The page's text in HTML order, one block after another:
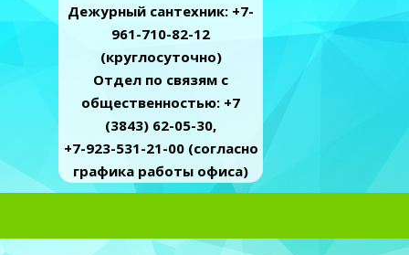
Дежурный сантехник: +7-
961-710-82-12
(круглосуточно)
Отдел по связям с
общественностью: +7
(3843) 62-05-30,
+7-923-531-21-00 (согласно
графика работы офиса)
i